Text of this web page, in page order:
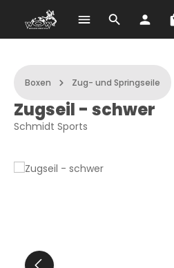
Zum Hauptinhalt springen
Boxen Zug- und Springseile
Zugseil - schwer
Schmidt Sports